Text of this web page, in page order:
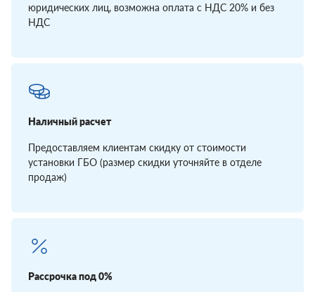
юридических лиц, возможна оплата с НДС 20% и без
НДС
Наличный расчет
Предоставляем клиентам скидку от стоимости
установки ГБО (размер скидки уточняйте в отделе
продаж)
Рассрочка под 0%